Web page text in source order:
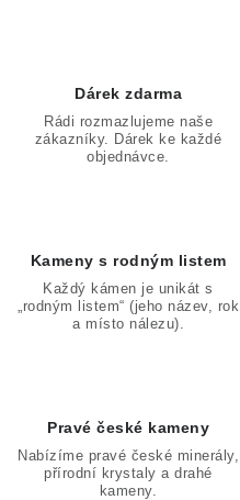
Dárek zdarma
Rádi rozmazlujeme naše
zákazníky. Dárek ke každé
objednávce.
Kameny s rodným listem
Každý kámen je unikát s
„rodným listem“ (jeho název, rok
a místo nálezu).
Pravé české kameny
Nabízíme pravé české minerály,
přírodní krystaly a drahé
kameny.